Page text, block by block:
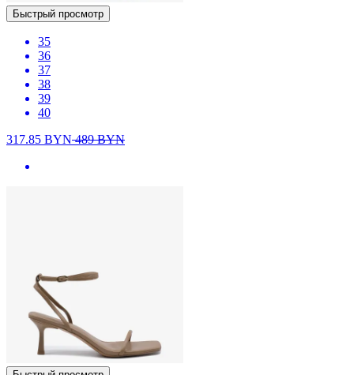
Быстрый просмотр
35
36
37
38
39
40
317.85 BYN489BYN